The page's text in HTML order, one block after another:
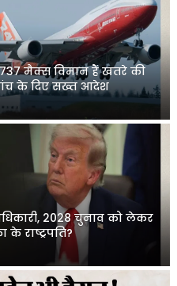
मैक्स विमान हैं खतरे की
के दिए सख्त आदेश
2028 चुनाव को लेकर
राष्ट्रपति?